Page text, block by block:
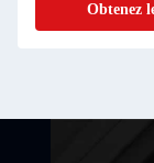
Obtenez